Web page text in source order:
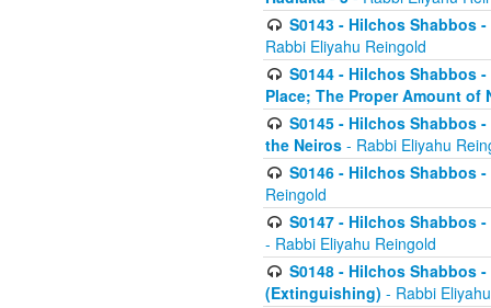
S0143 - Hilchos Shabbos
Rabbi Eliyahu Reingold
S0144 - Hilchos Shabbos
Place; The Proper Amount of
S0145 - Hilchos Shabbos
the Neiros - Rabbi Eliyahu
S0146 - Hilchos Shabbos
Reingold
S0147 - Hilchos Shabbos
- Rabbi Eliyahu Reingold
S0148 - Hilchos Shabbos
(Extinguishing) - Rabbi